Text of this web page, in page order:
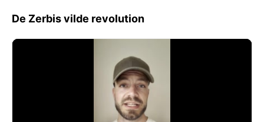
De Zerbis vilde revolution